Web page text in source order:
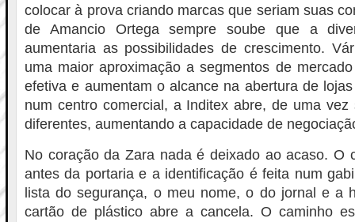
colocar à prova criando marcas que seriam suas
de Amancio Ortega sempre soube que a
aumentaria as possibilidades de crescimento.
uma maior aproximação a segmentos de
efetiva e aumentam o alcance na abertura de
num centro comercial, a Inditex abre, de uma
diferentes, aumentando a capacidade de
No coração da Zara nada é deixado ao acaso. O
antes da portaria e a identificação é feita num
lista do segurança, o meu nome, o do jornal e a
cartão de plástico abre a cancela. O caminho